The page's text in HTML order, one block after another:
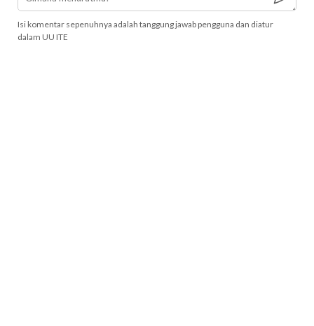
Isi komentar sepenuhnya adalah tanggung jawab pengguna dan diatur
dalam UU ITE